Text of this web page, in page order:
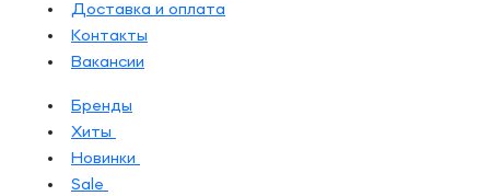
Доставка и оплата
Контакты
Вакансии
Бренды
Хиты
Новинки
Sale